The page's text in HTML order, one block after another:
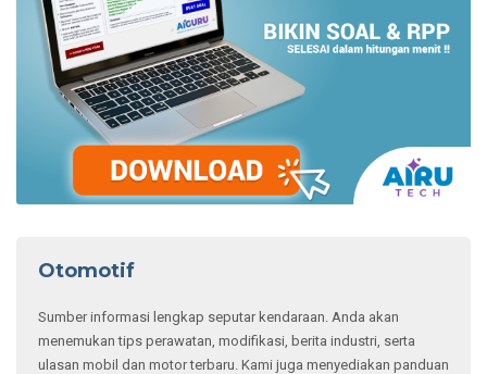
Otomotif
Sumber informasi lengkap seputar kendaraan. Anda akan
menemukan tips perawatan, modifikasi, berita industri, serta
ulasan mobil dan motor terbaru. Kami juga menyediakan panduan